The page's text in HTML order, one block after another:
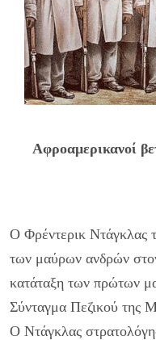
Αφροαμερικανοί
Ο Φρέντερικ Ντάγκλας
των μαύρων ανδρών
κατάταξη των πρώτων
Σύνταγμα Πεζικού της
Ο Ντάγκλας